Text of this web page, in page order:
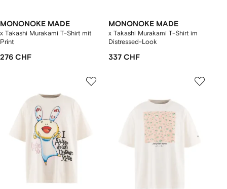
MONONOKE MADE
x Takashi Murakami T-Shirt mit
Print
276 CHF
MONONOKE MADE
x Takashi Murakami T-Shirt im
Distressed-Look
337 CHF